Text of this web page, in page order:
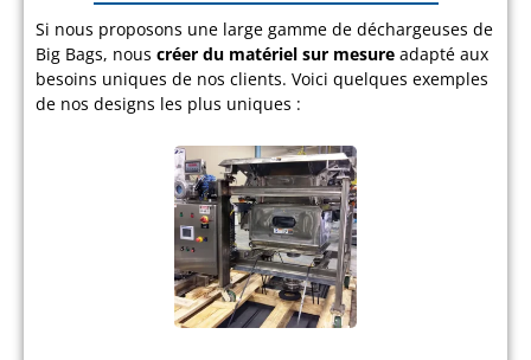
Si nous proposons une large gamme de déchargeuses de
Big Bags, nous créer du matériel sur mesure adapté aux
besoins uniques de nos clients. Voici quelques exemples
de nos designs les plus uniques :